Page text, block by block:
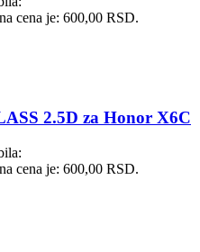
cena je: 600,00 RSD.
2.5D za Honor X6C
cena je: 600,00 RSD.